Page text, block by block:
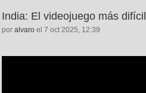
India: El videojuego más difícil
por alvaro el 7 oct 2025, 12:39